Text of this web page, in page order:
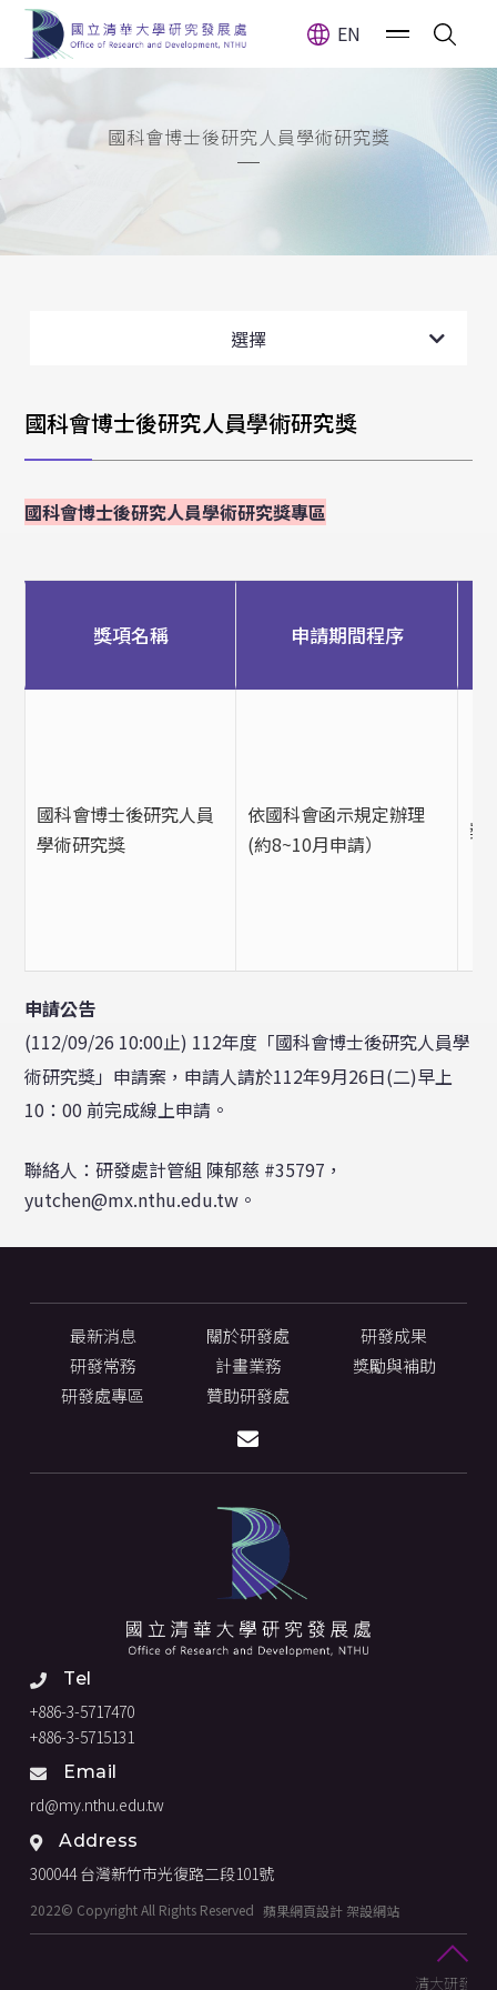
EN
國科會博士後研究人員學術研究獎
選擇
國科會獎勵人文與社會科學領域博士候選人撰寫
國科會博士後研究人員學術研究獎
國科會博士後研究人員學術研究獎專區
獎項名稱 申請期間程序
國科會博士後研究人員
學術研究獎
依國科會函示規定辦理
(約8~10月申請）
獎
申請公告
(112/09/26 10:00止) 112年度「國科會博士後研究人員學
術研究獎」申請案，申請人請於112年9月26日(二)早上
10：00 前完成線上申請。
聯絡人：研發處計管組 陳郁慈 #35797，
yutchen@mx.nthu.edu.tw。
最新消息 關於研發處
研發成果
研發常務
計畫業務
獎勵與補助
研發處專區
贊助研發處
Tel
+886-3-5717470
+886-3-5715131
Email
rd@my.nthu.edu.tw
Address
300044 台灣新竹市光復路二段101號
2022© Copyright All Rights Reserved 蘋果網頁設計 架設網站
清大研發處